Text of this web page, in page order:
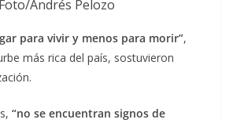
Foto/Andrés Pelozo
para vivir y menos para morir”,
más rica del país, sostuvieron
“no se encuentran signos de